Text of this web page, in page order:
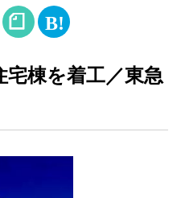
宅棟を着工／東急